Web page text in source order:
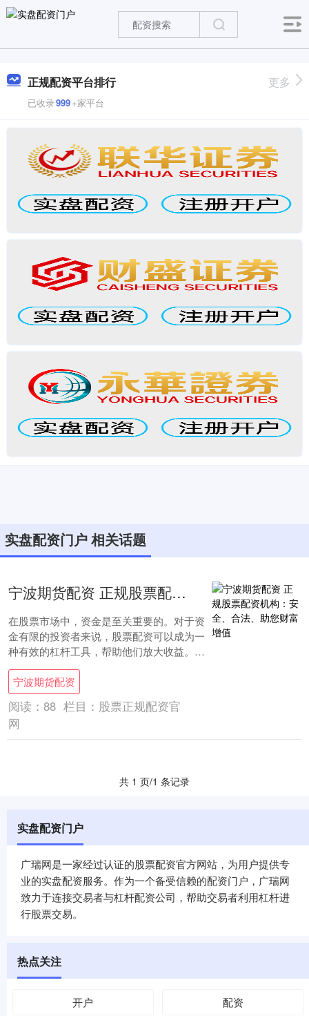
正规配资平台排行
已收录999+家平台
更多
实盘配资门户 相关话题
宁波期货配资 正规股票配资机构：安全、合法、助您财富增值
在股票市场中，资金是至关重要的。对于资
金有限的投资者来说，股票配资可以成为一
种有效的杠杆工具，帮助他们放大收益。然
而，选择正规的股票配资机构至关重要宁波
期货配资....
宁波期货配资
阅读： 88 栏目： 股票正规配资官
网
共 1 页/1 条记录
实盘配资门户
广瑞网是一家经过认证的股票配资官方网站，为用户提供专
业的实盘配资服务。作为一个备受信赖的配资门户，广瑞网
致力于连接交易者与杠杆配资公司，帮助交易者利用杠杆进
行股票交易。
热点关注
开户 配资